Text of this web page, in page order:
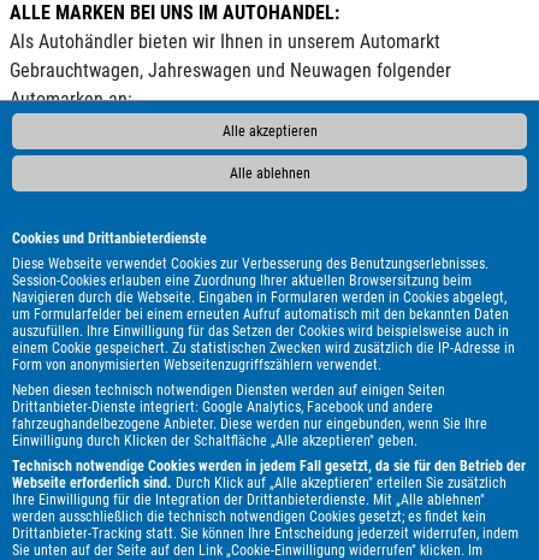
Alle akzeptieren
Alle ablehnen
Cookies und Drittanbieterdienste
Diese Webseite verwendet Cookies zur Verbesserung des Benutzungserlebnisses.
Session-Cookies erlauben eine Zuordnung Ihrer aktuellen Browsersitzung beim
Navigieren durch die Webseite. Eingaben in Formularen werden in Cookies abgelegt,
um Formularfelder bei einem erneuten Aufruf automatisch mit den bekannten Daten
auszufüllen. Ihre Einwilligung für das Setzen der Cookies wird beispielsweise auch in
einem Cookie gespeichert. Zu statistischen Zwecken wird zusätzlich die IP-Adresse in
Form von anonymisierten Webseitenzugriffszählern verwendet.
Neben diesen technisch notwendigen Diensten werden auf einigen Seiten
Drittanbieter-Dienste integriert: Google Analytics, Facebook und andere
fahrzeughandelbezogene Anbieter. Diese werden nur eingebunden, wenn Sie Ihre
Einwilligung durch Klicken der Schaltfläche „Alle akzeptieren" geben.
Technisch notwendige Cookies werden in jedem Fall gesetzt, da sie für den Betrieb der
Webseite erforderlich sind. Durch Klick auf „Alle akzeptieren" erteilen Sie zusätzlich
Ihre Einwilligung für die Integration der Drittanbieterdienste. Mit „Alle ablehnen"
werden ausschließlich die technisch notwendigen Cookies gesetzt; es findet kein
Drittanbieter-Tracking statt. Sie können Ihre Entscheidung jederzeit widerrufen, indem
Sie unten auf der Seite auf den Link „Cookie-Einwilligung widerrufen" klicken. Im
ALLE MARKEN BEI UNS IM AUTOHANDEL:
Als Autohändler bieten wir Ihnen in unserem Automarkt
Gebrauchtwagen, Jahreswagen und Neuwagen folgender
Automarken an:
ALPINA Abarth Adria Aixam Alfa Romeo Audi
BMW
Bürstner CS Reisemobile
DAF
DFSK DS Automobiles
Elnagh
Etrusco Eura Mobil Fiat Fleurette Ford
GWM
Genesis
HYMER / ERIBA / HYMERCAR
Harley-Davidson
Hobby
Honda Hyundai Infiniti Itineo Jaguar
Jeep
KGM
Kia Knaus LMC Lada Land Rover
Lexus
MAN
MG MINI Malibu Maserati Maxus
Mercedes-Benz
Mitsubishi Mooveo Multicar
Opel
Peugeot Plymouth Polestar Porsche
Renault
Royal Alloy Seat Skoda Smart
Ssangyong
Subaru
Suzuki TEC Terex Tesla Toyota
Volkswagen
Volvo
Weinsberg e.GO